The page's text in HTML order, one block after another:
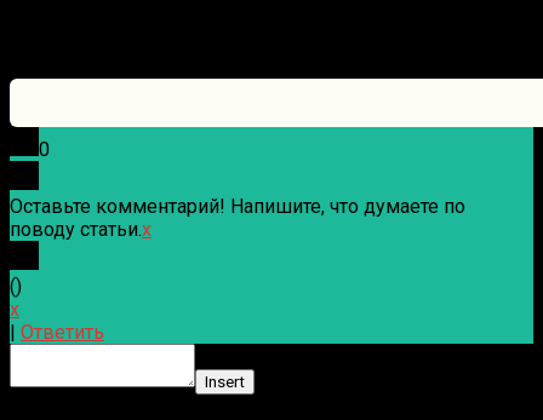
0
Оставьте комментарий! Напишите, что думаете по
поводу статьи.x
()
x
Ответить
Insert